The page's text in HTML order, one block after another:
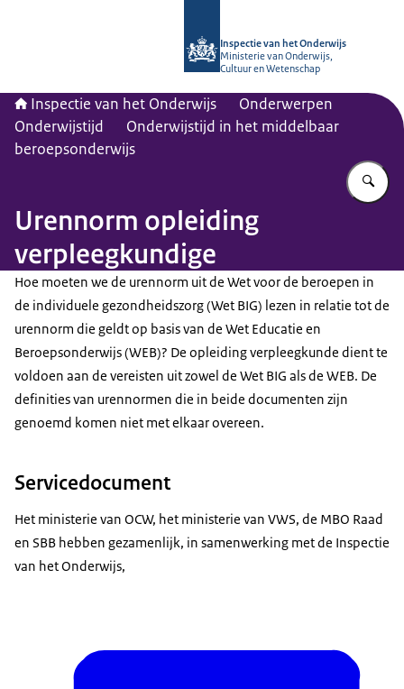
Inspectie van het Onderwijs
Ministerie van Onderwijs,
Cultuur en Wetenschap
Inspectie van het Onderwijs
Onderwerpen
Onderwijstijd
Onderwijstijd in het middelbaar
beroepsonderwijs
Urennorm opleiding
verpleegkundige
Hoe moeten we de urennorm uit de Wet voor de beroepen in
de individuele gezondheidszorg (Wet BIG) lezen in relatie tot de
urennorm die geldt op basis van de Wet Educatie en
Beroepsonderwijs (WEB)? De opleiding verpleegkunde dient te
voldoen aan de vereisten uit zowel de Wet BIG als de WEB. De
definities van urennormen die in beide documenten zijn
genoemd komen niet met elkaar overeen.
Servicedocument
Het ministerie van OCW, het ministerie van VWS, de MBO Raad
en SBB hebben gezamenlijk, in samenwerking met de Inspectie
van het Onderwijs,